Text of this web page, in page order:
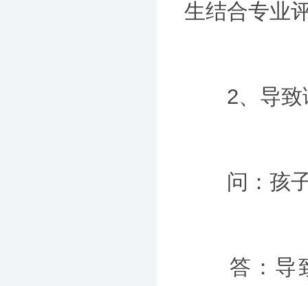
生结合专业
2、导致
问：孩子
答：导致